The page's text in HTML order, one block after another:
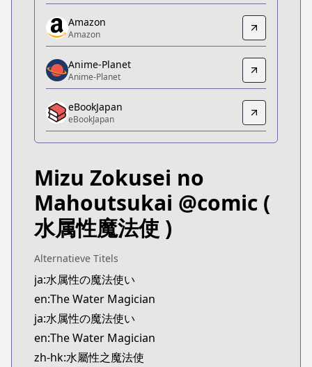
https://mangadex.org/title/bfbecb6e-8a6f-4b31-
Amazon
Amazon
https://www.amazon.co.jp/dp/B0DKTN8QM6
Anime-Planet
Anime-Planet
https://www.anime-planet.com/manga/the-
eBookJapan
eBookJapan
Official Raw
Official Raw
https://to-corona-ex.com/comics/20000000055002
Kitsu
Kitsu
https://kitsu.app/manga/69143
MangaUpdates
MangaUpdates
https://www.mangaupdates.com/
novelUpdates
novelUpdates
https://www.novelupdates.com/series/water-
Amazon
Amazon
Anime-Planet
Anime-Planet
eBookJapan
eBookJapan
Mizu Zokusei no
Mahoutsukai @comic (
水属性魔法使 )
Alternatieve Titels
ja:水属性の魔法使い
en:The Water Magician
ja:水属性の魔法使い
en:The Water Magician
zh-hk:水屬性之魔法使